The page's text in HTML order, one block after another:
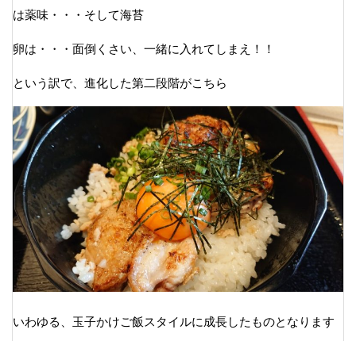
は薬味・・・そして海苔
卵は・・・面倒くさい、一緒に入れてしまえ！！
という訳で、進化した第二段階がこちら
いわゆる、玉子かけご飯スタイルに成長したものとなります